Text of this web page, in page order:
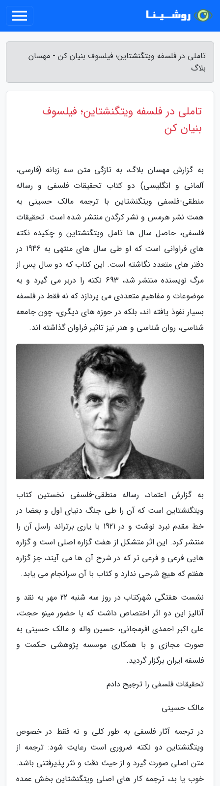
تاملی در فلسفه ویتگنشتاین؛ فیلسوف بنیان کن - مهسان
بلاگ
تاملی در فلسفه ویتگنشتاین؛ فیلسوف
بنیان کن
به گزارش مهسان بلاگ، به تازگی متن سه زبانه (فارسی،
آلمانی و انگلیسی) دو کتاب تحقیقات فلسفی و رساله
منطقی-فلسفی ویتگنشتاین با ترجمه مالک حسینی به
همت نشر هرمس و نشر کرگدن منتشر شده است. تحقیقات
فلسفی، حاصل سال ها تامل ویتگنشتاین و چکیده نکته
های فراوانی است که او طی سال های منتهی به 1946 در
دفتر های متعدد نگاشته است. این کتاب که دو سال پس از
مرگ نویسنده منتشر شد، 693 نکته را دربر می گیرد و به
موضوعات و مفاهیم متعددی می پردازد که نه فقط در فلسفه
بسیار نفوذ یافته اند، بلکه در حوزه های دیگری، چون جامعه
شناسی، روان شناسی و هنر نیز تاثیر فراوان گذاشته اند.
به گزارش اعتماد، رساله منطقی-فلسفی نخستین کتاب
ویتگنشتاین است که آن را طی جنگ دنیای اول و بعضا در
خط مقدم نبرد نوشت و در 1921 با یاری برتراند راسل آن را
منتشر کرد. این اثر متشکل از هفت گزاره اصلی است و گزاره
هایی فرعی و فرعی تر که در شرح آن ها می آیند، جز گزاره
هفتم که هیچ شرحی ندارد و کتاب با آن سرانجام می یابد.
نشست هفتگی شهرکتاب در روز سه شنبه 22 مهر به نقد و
آنالیز این دو اثر اختصاص داشت که با حضور مینو حجت،
علی اکبر احمدی افرمجانی، حسین واله و مالک حسینی به
صورت مجازی و با همکاری موسسه پژوهشی حکمت و
فلسفه ایران برگزار گردید.
تحقیقات فلسفی را ترجیح دادم
مالک حسینی
در ترجمه آثار فلسفی به طور کلی و نه فقط در خصوص
ویتگنشتاین دو نکته ضروری است رعایت شود: ترجمه از
متن اصلی صورت گیرد و از حیث دقت و نثر پذیرفتنی باشد.
خوب یا بد، ترجمه کار های اصلی ویتگنشتاین بخش عمده